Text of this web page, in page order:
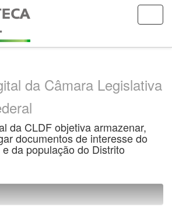
da Câmara Legislativa
da CLDF objetiva armazenar,
documentos de interesse do
da população do Distrito